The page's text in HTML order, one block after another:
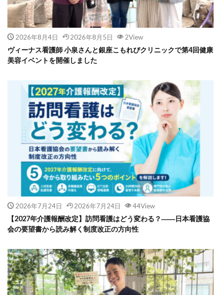
2026年8月4日 2026年8月5日 2View
ヴィーナス看護師 小泉さんと銀座こもれびクリニックで第4回健康
美容イベントを開催しました
2026年7月24日 2026年7月24日 44View
【2027年介護報酬改定】訪問看護はどう変わる？――日本看護協
会の要望書から読み解く制度改正の方向性